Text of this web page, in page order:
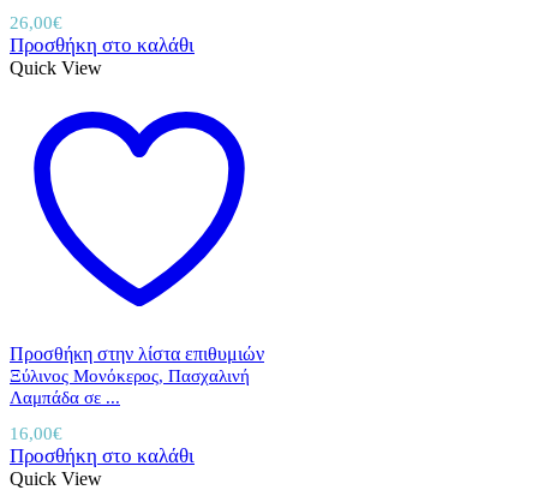
26,00€
Προσθήκη στο καλάθι
Quick View
Προσθήκη στην λίστα επιθυμιών
Ξύλινος Μονόκερος, Πασχαλινή
Λαμπάδα σε ...
16,00€
Προσθήκη στο καλάθι
Quick View